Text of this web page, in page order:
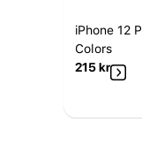
iPhone 12
Colors
215kr